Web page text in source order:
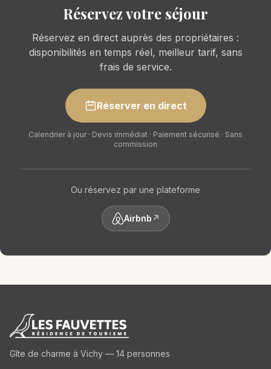
Réservez votre séjour
Réservez en direct auprès des propriétaires :
disponibilités en temps réel, meilleur tarif, sans
frais de service.
Réserver en direct
Calendrier à jour · Devis immédiat · Paiement sécurisé · Sans
commission
Ou réservez par une plateforme
Airbnb ↗
Gîte de charme à Vichy — 14 personnes